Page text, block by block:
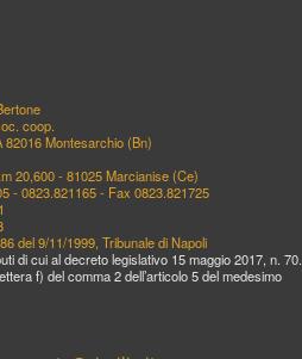
coop.
82016 Montesarchio (Bn)
20,600 - 81025 Marcianise (Ce)
- 0823.821165 - Fax 0823.821725
del 9/11/1999, Tribunale di Napoli
di cui al decreto legislativo 15 maggio 2017, n. 70.
f) del comma 2 dell’articolo 5 del medesimo